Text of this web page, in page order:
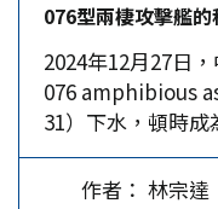
076型兩棲攻擊艦
2024年12月27日
076 amphibious
31）下水，頓時
實上，在此之前，
專家即很關注該
作者： 林宗達